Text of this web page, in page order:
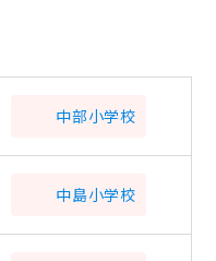
中部小学校
中島小学校